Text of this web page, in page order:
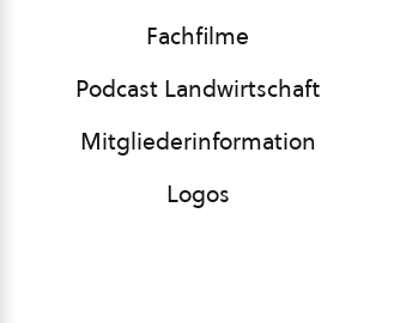
Fachfilme
Podcast Landwirtschaft
Mitgliederinformation
Logos